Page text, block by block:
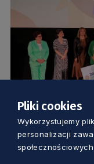
ZDROWIE
Okulary ks.
Kto je
Pliki cookies
Wykorzystujemy
personalizacji